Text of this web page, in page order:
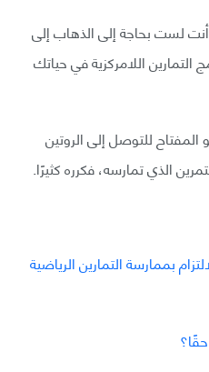
لست بحاجة إلى الذهاب إلى
التمارين اللامركزية في حياتك
المفتاح للتوصل إلى الروتين
الذي تمارسه، فكرره كثيرًا.
بممارسة التمارين الرياضية